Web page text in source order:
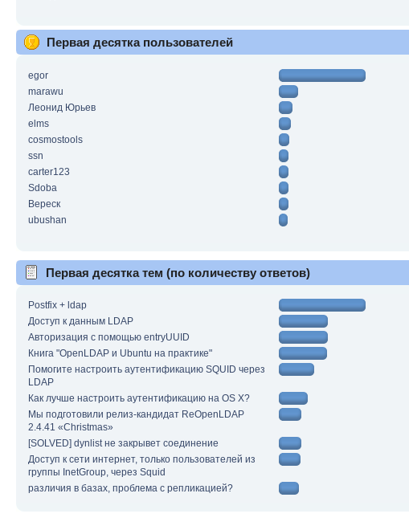
Первая десятка пользователей
egor
marawu
Леонид Юрьев
elms
cosmostools
ssn
carter123
Sdoba
Вереск
ubushan
Первая десятка тем (по количеству ответов)
Postfix + ldap
Доступ к данным LDAP
Авторизация с помощью entryUUID
Книга "OpenLDAP и Ubuntu на практике"
Помогите настроить аутентификацию SQUID через
LDAP
Как лучше настроить аутентификацию на OS X?
Мы подготовили релиз-кандидат ReOpenLDAP
2.4.41 «Christmas»
[SOLVED] dynlist не закрывет соединение
Доступ к сети интернет, только пользователей из
группы InetGroup, через Squid
различия в базах, проблема с репликацией?